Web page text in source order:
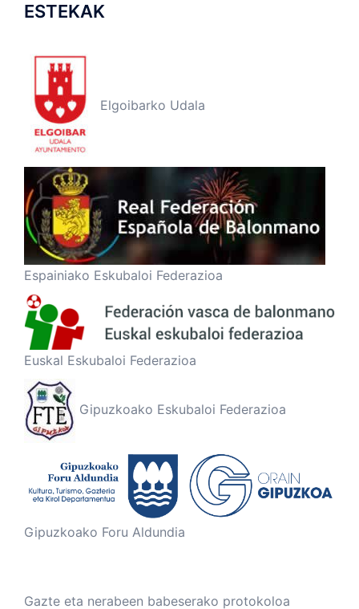
ESTEKAK
Elgoibarko Udala
Espainiako Eskubaloi Federazioa
Euskal Eskubaloi Federazioa
Gipuzkoako Eskubaloi Federazioa
Gipuzkoako Foru Aldundia
Gazte eta nerabeen babeserako protokoloa